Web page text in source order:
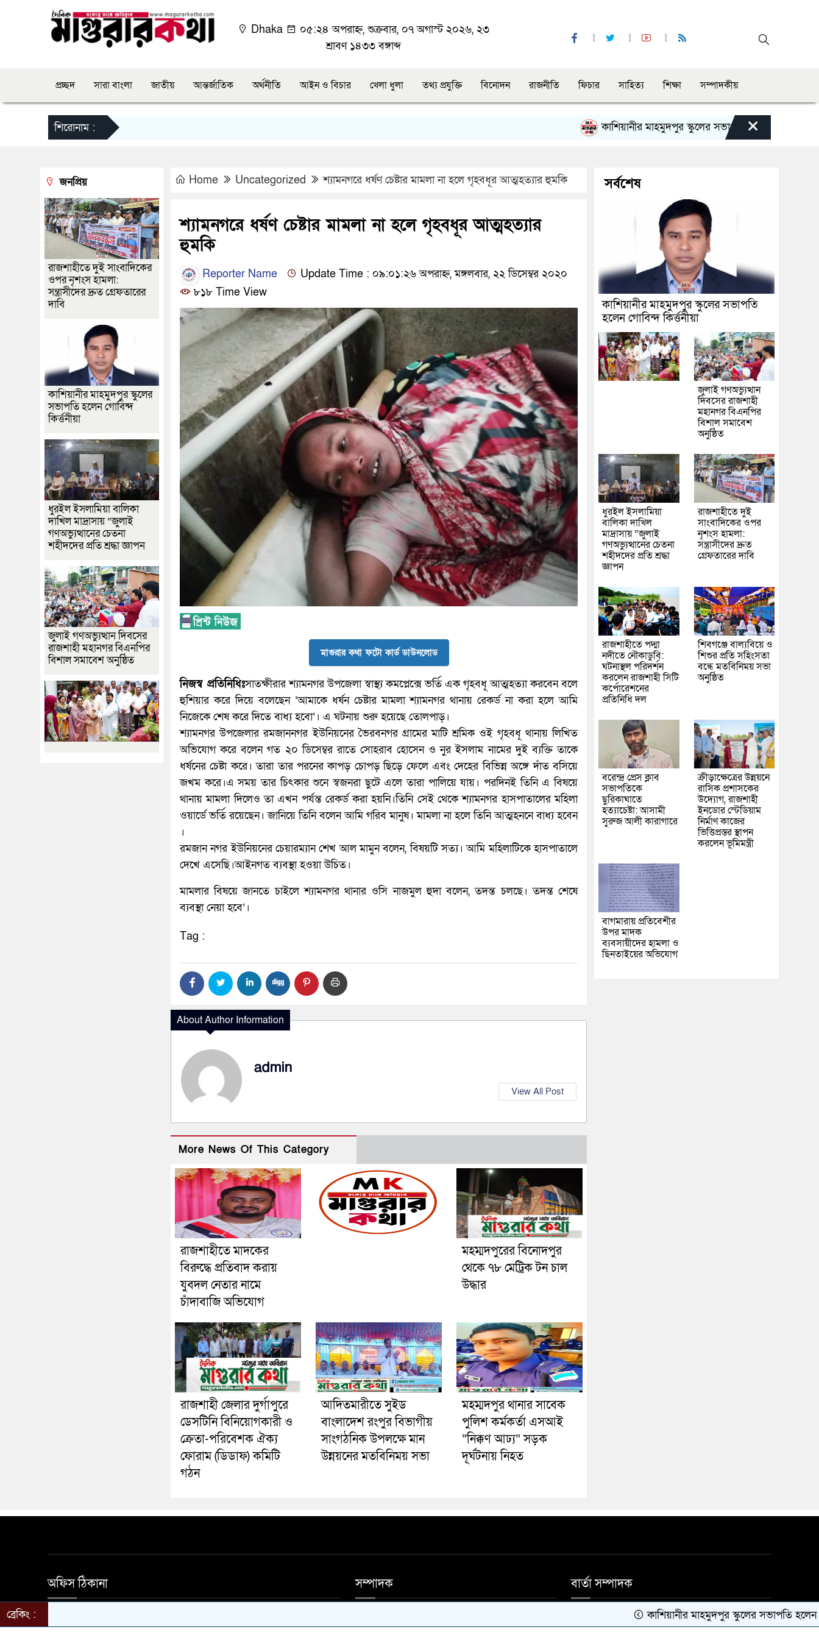
Dhaka
০৫:২৪ অপরাহ্ন, শুক্রবার, ০৭ অগাস্ট ২০২৬, ২৩
শ্রাবণ ১৪৩৩ বঙ্গাব্দ
প্রচ্ছদ সারা বাংলা জাতীয় আন্তর্জাতিক অর্থনীতি আইন ও বিচার খেলা ধুলা তথ্য প্রযুক্তি বিনোদন রাজনীতি ফিচার সাহিত্য শিক্ষা সম্পাদকীয়
শিরোনাম : কাশিয়ানীর মাহমুদপুর স্কুলের সভাপতি হলেন গোবিন্দ কির্ত্তনীয়া
×
Home Uncategorized শ্যামনগরে ধর্ষণ চেষ্টার মামলা না হলে গৃহবধূর আত্মহত্যার হুমকি
শ্যামনগরে ধর্ষণ চেষ্টার মামলা না হলে গৃহবধূর আত্মহত্যার
হুমকি
Reporter Name
Update Time : ০৯:০১:২৬ অপরাহ্ন, মঙ্গলবার, ২২ ডিসেম্বর ২০২০
৮১৮ Time View
মাগুরার কথা ফটো কার্ড ডাউনলোড
নিজস্ব প্রতিনিধিঃসাতক্ষীরার শ্যামনগর উপজেলা স্বাস্থ্য কমপ্লেক্সে ভর্তি এক গৃহবধূ আত্মহত্যা করবেন বলে
হুশিয়ার করে দিয়ে বলেছেন ‘আমাকে ধর্ষন চেষ্টার মামলা শ্যামনগর থানায় রেকর্ড না করা হলে আমি
নিজেকে শেষ করে দিতে বাধ্য হবো’। এ ঘটনায় শুরু হয়েছে তোলপাড়।
শ্যামনগর উপজেলার রমজাননগর ইউনিয়নের ভৈরবনগর গ্রামের মাটি শ্রমিক ওই গৃহবধূ থানায় লিখিত
অভিযোগ করে বলেন গত ২০ ডিসেম্বর রাতে সোহরাব হোসেন ও নুর ইসলাম নামের দুই ব্যক্তি তাকে
ধর্ষনের চেষ্টা করে। তারা তার পরনের কাপড় চোপড় ছিড়ে ফেলে এবং দেহের বিভিন্ন অঙ্গে দাঁত বসিয়ে
জখম করে।এ সময় তার চিৎকার শুনে স্বজনরা ছুটে এলে তারা পালিয়ে যায়। পরদিনই তিনি এ বিষয়ে
থানায় মামলা দিলেও তা এখন পর্যন্ত রেকর্ড করা হয়নি।তিনি সেই থেকে শ্যামনগর হাসপাতালের মহিলা
ওয়ার্ডে ভর্তি রয়েছেন। জানিয়ে তিনি বলেন আমি গরিব মানুষ। মামলা না হলে তিনি আত্মহননে বাধ্য হবেন
।
রমজান নগর ইউনিয়নের চেয়ারম্যান শেখ আল মামুন বলেন, বিষয়টি সত্য। আমি মহিলাটিকে হাসপাতালে
দেখে এসেছি।আইনগত ব্যবস্থা হওয়া উচিত।
মামলার বিষয়ে জানতে চাইলে শ্যামনগর থানার ওসি নাজমুল হুদা বলেন, তদন্ত চলছে। তদন্ত শেষে
ব্যবস্থা নেয়া হবে’।
Tag :
About Author Information
admin
View All Post
More News Of This Category
রাজশাহীতে মাদকের
বিরুদ্ধে প্রতিবাদ করায়
যুবদল নেতার নামে
চাঁদাবাজি অভিযোগ
মহম্মদপুরের বিনোদপুর
থেকে ৭৮ মেট্রিক টন চাল
উদ্ধার
রাজশাহী জেলার দুর্গাপুরে
ডেসটিনি বিনিয়োগকারী ও
ক্রেতা-পরিবেশক ঐক্য
ফোরাম (ডিডাফ) কমিটি
গঠন
আদিতমারীতে সুইড
বাংলাদেশ রংপুর বিভাগীয়
সাংগঠনিক উপলক্ষে মান
উন্নয়নের মতবিনিময় সভা
মহম্মদপুর থানার সাবেক
পুলিশ কর্মকর্তা এসআই
“নিক্কণ আঢ্য” সড়ক
দূর্ঘটনায় নিহত
জনপ্রিয়
রাজশাহীতে দুই সাংবাদিকের
ওপর নৃশংস হামলা:
সন্ত্রাসীদের দ্রুত গ্রেফতারের
দাবি
কাশিয়ানীর মাহমুদপুর স্কুলের
সভাপতি হলেন গোবিন্দ
কির্ত্তনীয়া
ধুরইল ইসলামিয়া বালিকা
দাখিল মাদ্রাসায় “জুলাই
গণঅভ্যুত্থানের চেতনা
শহীদদের প্রতি শ্রদ্ধা জ্ঞাপন
জুলাই গণঅভ্যুত্থান দিবসের
রাজশাহী মহানগর বিএনপির
বিশাল সমাবেশ অনুষ্ঠিত
সর্বশেষ
কাশিয়ানীর মাহমুদপুর স্কুলের সভাপতি
হলেন গোবিন্দ কির্ত্তনীয়া
জুলাই গণঅভ্যুত্থান
দিবসের রাজশাহী
মহানগর বিএনপির
বিশাল সমাবেশ
অনুষ্ঠিত
ধুরইল ইসলামিয়া
বালিকা দাখিল
মাদ্রাসায় “জুলাই
গণঅভ্যুত্থানের চেতনা
শহীদদের প্রতি শ্রদ্ধা
জ্ঞাপন
রাজশাহীতে দুই
সাংবাদিকের ওপর
নৃশংস হামলা:
সন্ত্রাসীদের দ্রুত
গ্রেফতারের দাবি
রাজশাহীতে পদ্মা
নদীতে নৌকাডুবি:
ঘটনাস্থল পরিদর্শন
করলেন রাজশাহী সিটি
কর্পোরেশনের
প্রতিনিধি দল
শিবগঞ্জে বাল্যবিয়ে ও
শিশুর প্রতি সহিংসতা
বন্ধে মতবিনিময় সভা
অনুষ্ঠিত
বরেন্দ্র প্রেস ক্লাব
সভাপতিকে
ছুরিকাঘাতে
হত্যাচেষ্টা: আসামী
সুরুজ আলী কারাগারে
ক্রীড়াক্ষেত্রের উন্নয়নে
রাসিক প্রশাসকের
উদ্যোগ, রাজশাহী
ইনডোর স্টেডিয়াম
নির্মাণ কাজের
ভিত্তিপ্রস্তর স্থাপন
করলেন ভূমিমন্ত্রী
বাগমারায় প্রতিবেশীর
উপর মাদক
ব্যবসায়ীদের হামলা ও
ছিনতাইয়ের অভিযোগ
অফিস ঠিকানা সম্পাদক বার্তা সম্পাদক
মোঃ জাহিদুল ইসলাম।
ব্রেকিং : কাশিয়ানীর মাহমুদপুর স্কুলের সভাপতি হলেন গোবিন্দ